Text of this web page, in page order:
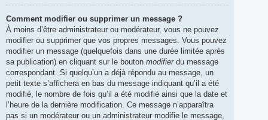
Comment modifier ou supprimer un message ?
À moins d’être administrateur ou modérateur, vous ne pouvez
modifier ou supprimer que vos propres messages. Vous pouvez
modifier un message (quelquefois dans une durée limitée après
sa publication) en cliquant sur le bouton modifierdu message
correspondant. Si quelqu’un a déjà répondu au message, un
petit texte s’affichera en bas du message indiquant qu’il a été
modifié, le nombre de fois qu’il a été modifié ainsi que la date et
l’heure de la dernière modification. Ce message n’apparaîtra
pas si un modérateur ou un administrateur modifie le message,